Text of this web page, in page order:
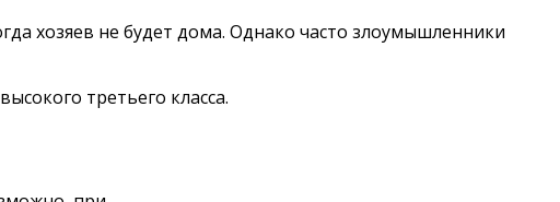
хозяев не будет дома. Однако часто злоумышленники
третьего класса.